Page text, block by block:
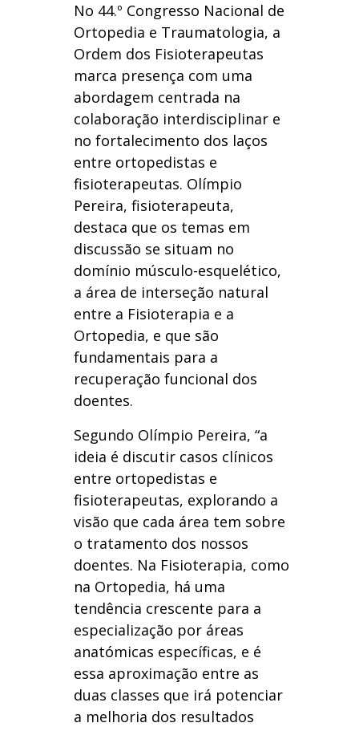
No 44.º Congresso Nacional de
Ortopedia e Traumatologia, a
Ordem dos Fisioterapeutas
marca presença com uma
abordagem centrada na
colaboração interdisciplinar e
no fortalecimento dos laços
entre ortopedistas e
fisioterapeutas. Olímpio
Pereira, fisioterapeuta,
destaca que os temas em
discussão se situam no
domínio músculo-esquelético,
a área de interseção natural
entre a Fisioterapia e a
Ortopedia, e que são
fundamentais para a
recuperação funcional dos
doentes.
Segundo Olímpio Pereira, “a
ideia é discutir casos clínicos
entre ortopedistas e
fisioterapeutas, explorando a
visão que cada área tem sobre
o tratamento dos nossos
doentes. Na Fisioterapia, como
na Ortopedia, há uma
tendência crescente para a
especialização por áreas
anatómicas específicas, e é
essa aproximação entre as
duas classes que irá potenciar
a melhoria dos resultados